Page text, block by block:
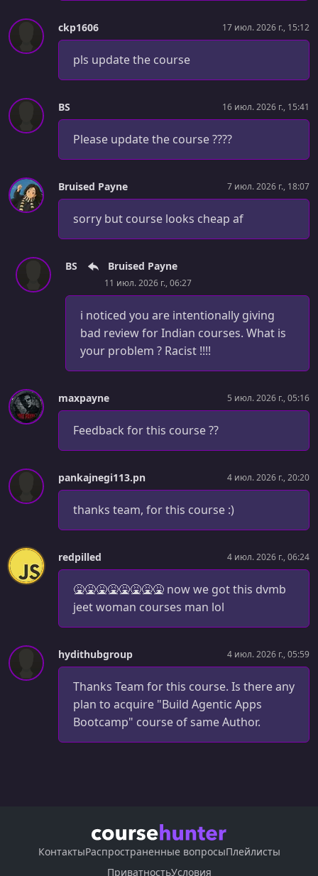
ckp1606 17 июл. 2026 г., 15:12
pls update the course
BS 16 июл. 2026 г., 15:41
Please update the course ????
Bruised Payne 7 июл. 2026 г., 18:07
sorry but course looks cheap af
BS Bruised Payne
11 июл. 2026 г., 06:27
i noticed you are intentionally giving
bad review for Indian courses. What is
your problem ? Racist !!!!
maxpayne 5 июл. 2026 г., 05:16
Feedback for this course ??
pankajnegi113.pn 4 июл. 2026 г., 20:20
thanks team, for this course :)
redpilled 4 июл. 2026 г., 06:24
🤮🤮🤮🤮🤮🤮🤮🤮 now we got this dvmb
jeet woman courses man lol
hydithubgroup 4 июл. 2026 г., 05:59
Thanks Team for this course. Is there any
plan to acquire "Build Agentic Apps
Bootcamp" course of same Author.
КонтактыРаспространенные вопросыПлейлисты
ПриватностьУсловия